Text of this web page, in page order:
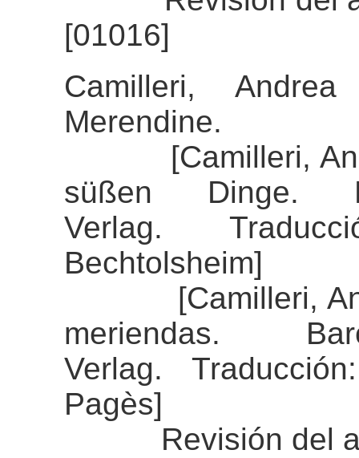
[01016]
Camilleri,
Merendine.
[Camilleri,
süßen Dinge.
Verlag.
Bechtolsheim]
[Camilleri,
meriendas.
Verlag.
Pagès]
Revisión del